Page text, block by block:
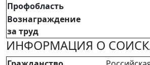
Профобласть
Вознаграждение
за труд
ИНФОРМАЦИЯ О